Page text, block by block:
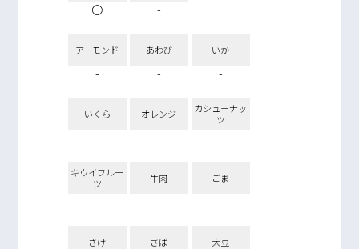
〇 -
アーモンド
-
あわび
-
いか
-
いくら
-
オレンジ
-
カシューナッ
ツ
-
キウイフルー
ツ
-
牛肉
-
ごま
-
さけ さば 大豆